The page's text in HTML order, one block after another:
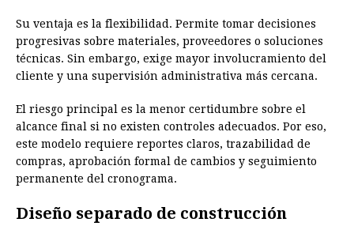
Su ventaja es la flexibilidad. Permite tomar decisiones
progresivas sobre materiales, proveedores o soluciones
técnicas. Sin embargo, exige mayor involucramiento del
cliente y una supervisión administrativa más cercana.
El riesgo principal es la menor certidumbre sobre el
alcance final si no existen controles adecuados. Por eso,
este modelo requiere reportes claros, trazabilidad de
compras, aprobación formal de cambios y seguimiento
permanente del cronograma.
Diseño separado de construcción